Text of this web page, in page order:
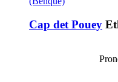
Cap det Pouey